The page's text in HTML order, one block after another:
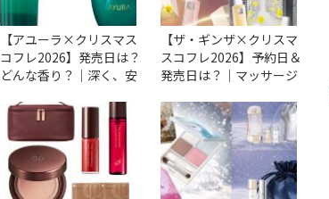
【アユーラ×クリスマス
コフレ2026】発売日は？
どんな香り？｜深く、安
る♡特別な香りの入浴料
とフレグランスが登場
【ザ・ギンザ×クリスマ
スコフレ2026】予約日＆
発売日は？｜マッサージ
テムのセットも